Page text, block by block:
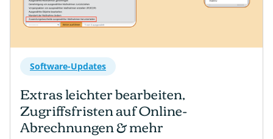
Software-Updates
Extras leichter bearbeiten,
Zugriffsfristen auf Online-
Abrechnungen & mehr